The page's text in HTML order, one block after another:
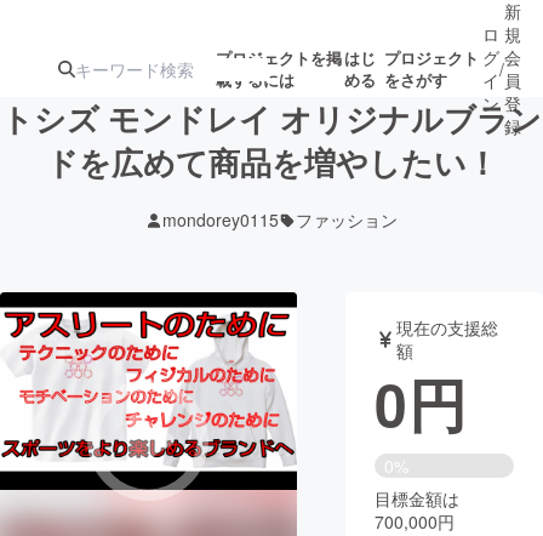
プロジェクトを掲
載するには
はじ
める
プロジェクト
をさがす
ターン
ジェクト
ロジェクト
アート・写真 音楽
テクノロジー・ガジェット ゲーム・サ
映像・映画 書籍・雑誌
ビジネス・起業 チャレンジ
ロ
グ
イ
ン
/
新
規
会
員
登
録
トシズ モンドレイ オリジナルブラン
ドを広めて商品を増やしたい！
mondorey0115 ファッション
現在の支援総
額
0円
0%
目標金額は
700,000円